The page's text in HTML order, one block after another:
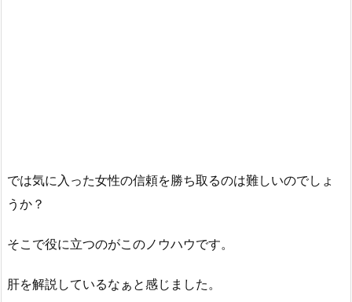
では気に入った女性の信頼を勝ち取るのは難しいのでしょ
うか？
そこで役に立つのがこのノウハウです。
肝を解説しているなぁと感じました。